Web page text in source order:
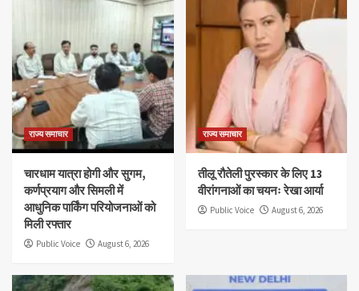
राज्य समाचार
चारधाम यात्रा होगी और सुगम,
कर्णप्रयाग और सिमली में
आधुनिक पार्किंग परियोजनाओं को
मिली रफ्तार
Public Voice August 6, 2026
राज्य समाचार
तीलू रौतेली पुरस्कार के लिए 13
वीरांगनाओं का चयनः रेखा आर्या
Public Voice August 6, 2026